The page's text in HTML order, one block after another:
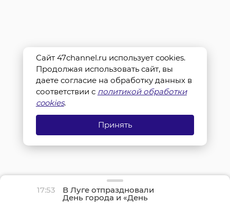
17:53 В Луге отпраздновали
День города и «День
Сайт 47channel.ru использует cookies.
Продолжая использовать сайт, вы
даете согласие на обработку данных в
соответствии с политикой обработки
cookies.
Принять